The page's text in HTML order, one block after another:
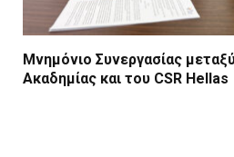
Μνημόνιο Συνεργασίας
Ακαδημίας και του CSR Hellas